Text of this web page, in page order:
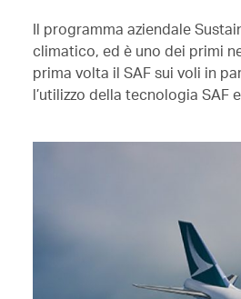
Il programma aziendale
climatico, ed è uno dei primi
prima volta il SAF sui voli in
l’utilizzo della tecnologia SAF